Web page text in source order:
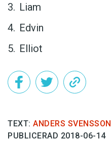
Liam
Edvin
Elliot
TEXT: ANDERS SVENSSON
PUBLICERAD 2018-06-14